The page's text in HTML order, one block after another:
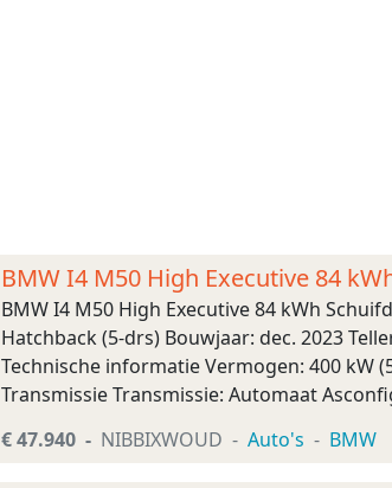
BMW I4 M50 High Executive 84
BMW I4 M50 High Executive 84 kWh
Hatchback (5-drs) Bouwjaar: dec. 2023
Technische informatie Vermogen: 400 kW
Transmissie Transmissie: Automaat
€ 47.940 NIBBIXWOUD Auto's BMW